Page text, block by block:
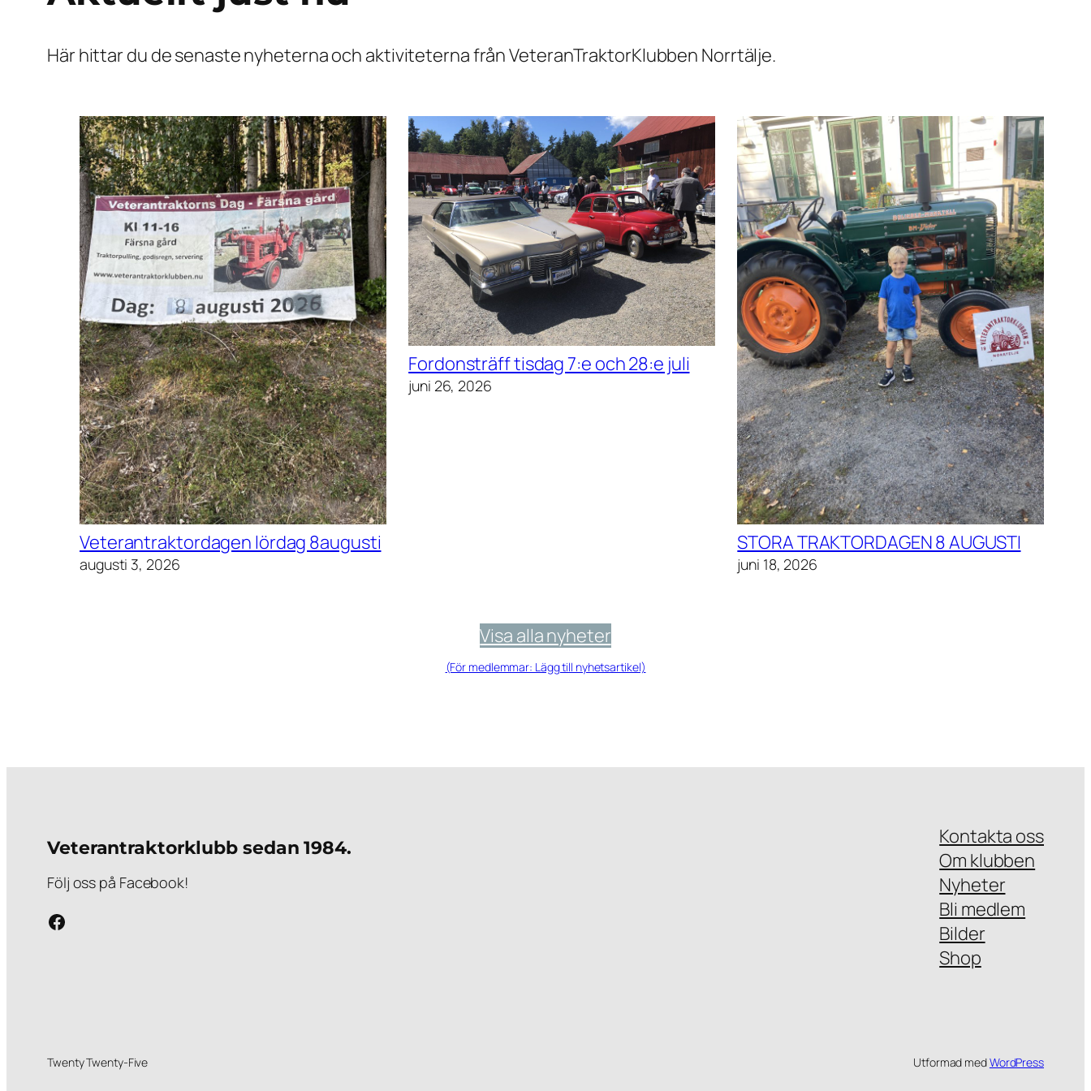
Här hittar du de senaste nyheterna och aktiviteterna från VeteranTraktorKlubben Norrtälje.
Veterantraktordagen lördag 8augusti
augusti 3, 2026
Fordonsträff tisdag 7:e och 28:e juli
juni 26, 2026
STORA TRAKTORDAGEN 8 AUGUSTI
juni 18, 2026
Visa alla nyheter
(För medlemmar: Lägg till nyhetsartikel)
Veterantraktorklubb sedan 1984.
Följ oss på Facebook!
Följ oss på Facebook!
Kontakta oss
Om klubben
Nyheter
Bli medlem
Bilder
Shop
Twenty Twenty-Five Utformad medWordPress